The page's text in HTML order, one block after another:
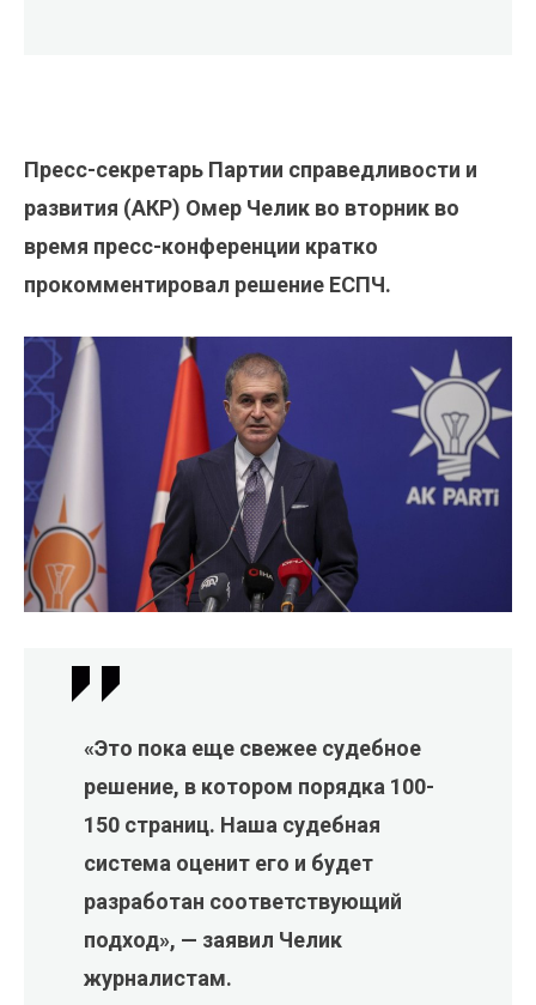
Пресс-секретарь Партии справедливости и
развития (АКР) Омер Челик во вторник во
время пресс-конференции кратко
прокомментировал решение ЕСПЧ.
«Это пока еще свежее судебное
решение, в котором порядка 100-
150 страниц. Наша судебная
система оценит его и будет
разработан соответствующий
подход», — заявил Челик
журналистам.